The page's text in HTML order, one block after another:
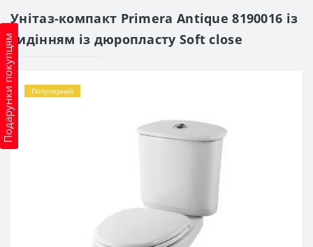
Подарунки покупцям
Унітаз-компакт Primera Antique 8190016 із
сидінням із дюропласту Soft close
Популярний